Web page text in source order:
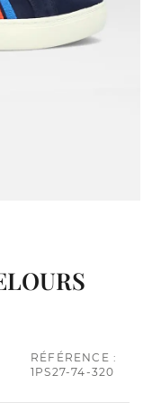
RÉFÉRENCE :
1PS27-74-320